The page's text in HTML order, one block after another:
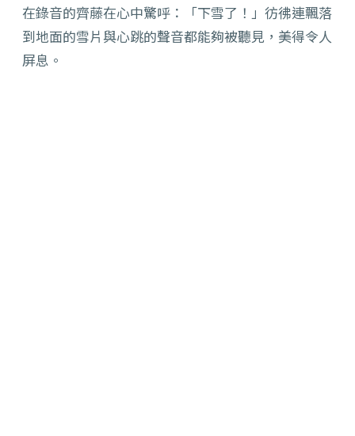
在錄音的齊藤在心中驚呼：「下雪了！」彷彿連飄落
到地面的雪片與心跳的聲音都能夠被聽見，美得令人
屏息。